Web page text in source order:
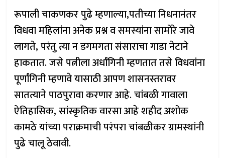
रूपाली चाकणकर पुढे म्हणाल्या,पतीच्या निधनानंतर
विधवा महिलांना अनेक प्रश्न व समस्यांना सामोरे जावे
लागते, परंतु त्या न डगमगता संसाराचा गाडा नेटाने
हाकतात. जसे पत्नीला अर्धांगिनी म्हणतात तसे विधवांना
पूर्णांगिनी म्हणावे यासाठी आपण शासनस्तरावर
सातत्याने पाठपुरावा करणार आहे. चांबळी गावाला
ऐतिहासिक, सांस्कृतिक वारसा आहे शहीद अशोक
कामठे यांच्या पराक्रमाची परंपरा चांबळीकर ग्रामस्थांनी
पुढे चालू ठेवावी.